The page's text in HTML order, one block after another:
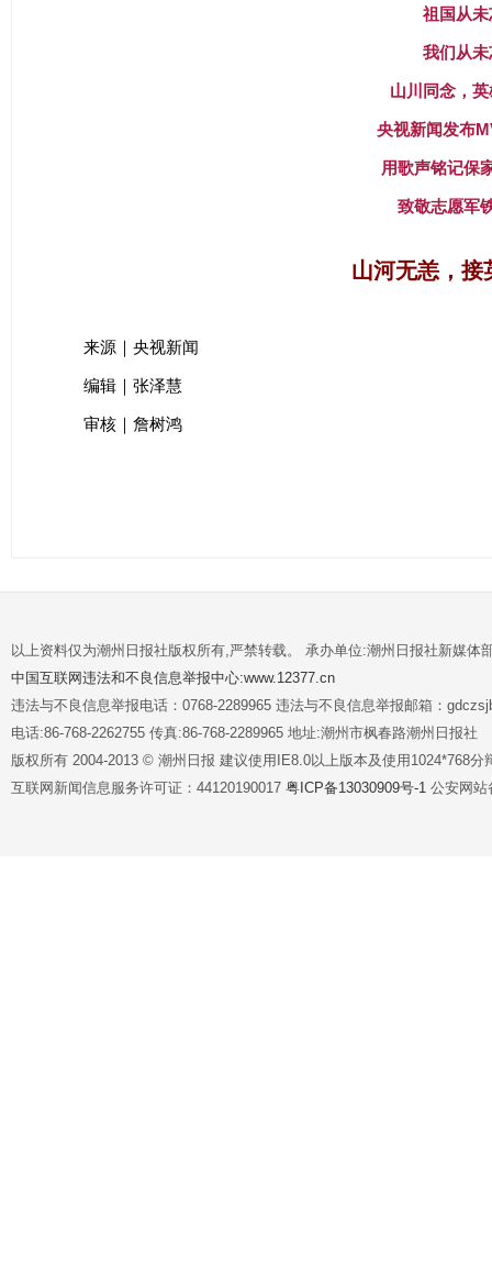
祖国从
我们从
山川同念，
央视新闻发布
用歌声铭记保
致敬志愿军
山河无恙，接
来源｜央视新闻
编辑｜张泽慧
审核｜詹树鸿
以上资料仅为潮州日报社版权所有,严禁转载。 承办单位:潮州日报社新媒体
中国互联网违法和不良信息举报中心:www.12377.cn
违法与不良信息举报电话：0768-2289965 违法与不良信息举报邮箱：
电话:86-768-2262755 传真:86-768-2289965 地址:潮州市枫春路潮州日报社
版权所有 2004-2013 © 潮州日报 建议使用IE8.0以上版本及使用1024*768分
互联网新闻信息服务许可证：44120190017 粤ICP备13030909号-1 公安网站